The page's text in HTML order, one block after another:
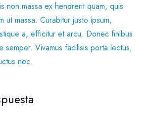
non.massa ex hendrerit quam, quis
ut massa. Curabitur justo ipsum,
a, efficitur et arcu. Donec finibus
semper. Vivamus facilisis porta lectus,
nec.